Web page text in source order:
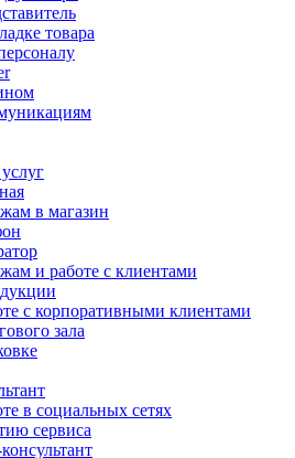
товара
в магазин
и работе с клиентами
с корпоративными клиентами
зала
в социальных сетях
сервиса